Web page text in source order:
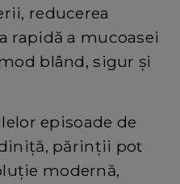
reducerea
rapidă a mucoasei
blând, sigur și
episoade de
părinții pot
modernă,